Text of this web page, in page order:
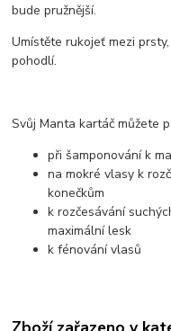
bude pružnější.
Umístěte rukojeť mezi
pohodlí.
Svůj Manta kartáč můžete
při šamponování k
na mokré vlasy k
konečkům
k rozčesávání
maximální lesk
k fénování vlasů